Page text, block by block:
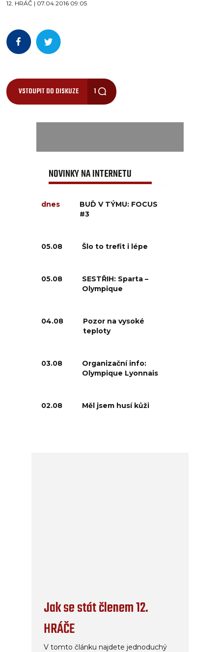
12. HRÁČ | 07.04.2016 09:05
VSTOUPIT DO DISKUZE 1
NOVINKY NA INTERNETU
dnes
BUĎ V TÝMU: FOCUS
#3
05.08 Šlo to trefit i lépe
05.08
SESTŘIH: Sparta –
Olympique
04.08
Pozor na vysoké
teploty
03.08
Organizační info:
Olympique Lyonnais
02.08 Měl jsem husí kůži
Jak se stát členem 12.
HRÁČE
V tomto článku najdete jednoduchý